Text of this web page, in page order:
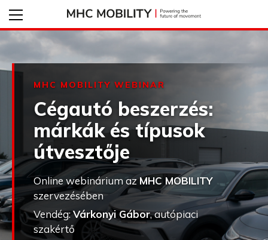
MHC MOBILITY WEBINAR
Cégautó beszerzés:
márkák és típusok
útvesztője
Online webinárium azMHC MOBILITY
szervezésében
Vendég:Várkonyi Gábor, autópiaci
szakértő